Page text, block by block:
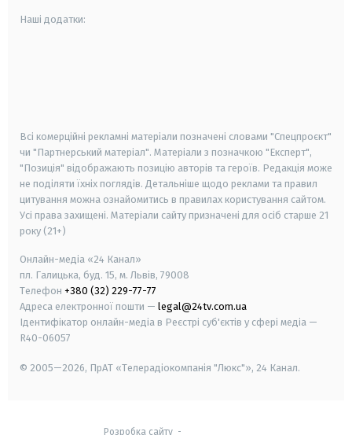
Наші додатки:
Всі комерційні рекламні матеріали позначені словами "Спецпроєкт"
чи "Партнерський матеріал". Матеріали з позначкою "Експерт",
"Позиція" відображають позицію авторів та героїв. Редакція може
не поділяти їхніх поглядів. Детальніше щодо реклами та правил
цитування можна ознайомитись в правилах користування сайтом.
Усі права захищені. Матеріали сайту призначені для осіб старше 21
року (21+)
Онлайн-медіа «24 Канал»
пл. Галицька, буд. 15, м. Львів, 79008
Телефон +380 (32) 229-77-77
Адреса електронної пошти — legal@24tv.com.ua
Ідентифікатор онлайн-медіа в Реєстрі суб'єктів у сфері медіа —
R40-06057
© 2005—2026, ПрАТ «Телерадіокомпанія "Люкс"», 24 Канал.
Розробка сайту-